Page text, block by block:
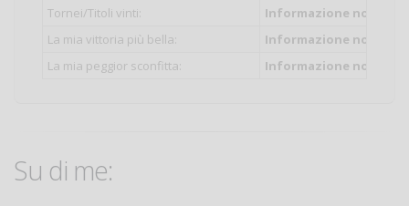
Tornei/Titoli vinti:
Informazione non
La mia vittoria più bella:
Informazione non
La mia peggior sconfitta:
Informazione non
Su di me: